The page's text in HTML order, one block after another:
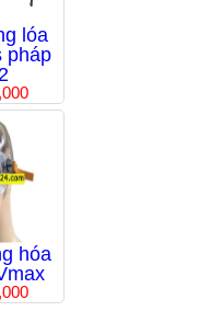
lóa
pháp
hóa